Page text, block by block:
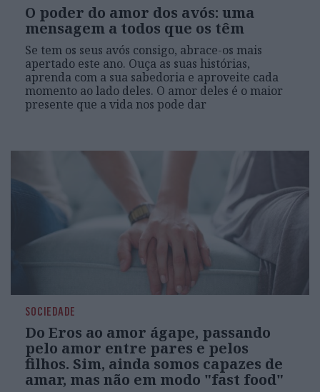
O poder do amor dos avós: uma
mensagem a todos que os têm
Se tem os seus avós consigo, abrace-os mais
apertado este ano. Ouça as suas histórias,
aprenda com a sua sabedoria e aproveite cada
momento ao lado deles. O amor deles é o maior
presente que a vida nos pode dar
SOCIEDADE
Do Eros ao amor ágape, passando
pelo amor entre pares e pelos
filhos. Sim, ainda somos capazes de
amar, mas não em modo "fast food"